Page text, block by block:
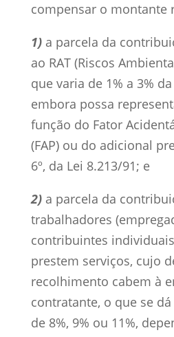
compensar o montante
1)a parcela da
ao RAT (Riscos
que varia de 1% a 3%
embora possa
função do Fator
(FAP) ou do adicional
6º, da Lei 8.213/91; e
2)a parcela da
trabalhadores
contribuintes
prestem serviços, cujo
recolhimento cabem à
contratante, o que se
de 8%, 9% ou 11%,